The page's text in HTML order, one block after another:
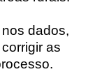
dados,
as